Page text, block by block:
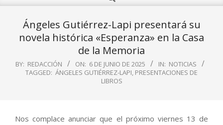
Ángeles Gutiérrez-Lapi presentará su
novela histórica «Esperanza» en la Casa
de la Memoria
BY: REDACCIÓN ON: 6 DE JUNIO DE 2025 IN: NOTICIAS
TAGGED: ÁNGELES GUTIÉRREZ-LAPI, PRESENTACIONES DE
LIBROS
Nos complace anunciar que el próximo viernes 13 de